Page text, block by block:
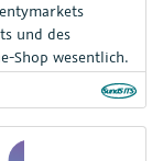
und des
Shop wesentlich.
eine
darin, Ihre
an Plentymarkets
und der